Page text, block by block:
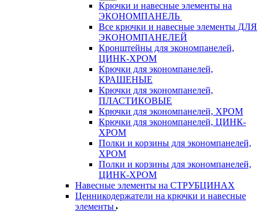
Крючки и навесные элементы на
ЭКОНОМПАНЕЛЬ
Все крючки и навесные элементы ДЛЯ
ЭКОНОМПАНЕЛЕЙ
Кронштейны для экономпанелей,
ЦИНК-ХРОМ
Крючки для экономпанелей,
КРАШЕНЫЕ
Крючки для экономпанелей,
ПЛАСТИКОВЫЕ
Крючки для экономпанелей, ХРОМ
Крючки для экономпанелей, ЦИНК-
ХРОМ
Полки и корзины для экономпанелей,
ХРОМ
Полки и корзины для экономпанелей,
ЦИНК-ХРОМ
Навесные элементы на СТРУБЦИНАХ
Ценникодержатели на крючки и навесные
элементы